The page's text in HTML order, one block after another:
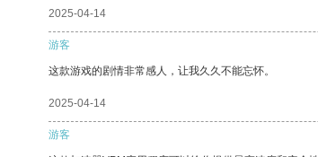
2025-04-14
游客
这款游戏的剧情非常感人，让我久久不能忘怀。
2025-04-14
游客